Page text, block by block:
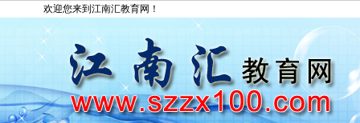
欢迎您来到江南汇教育网！